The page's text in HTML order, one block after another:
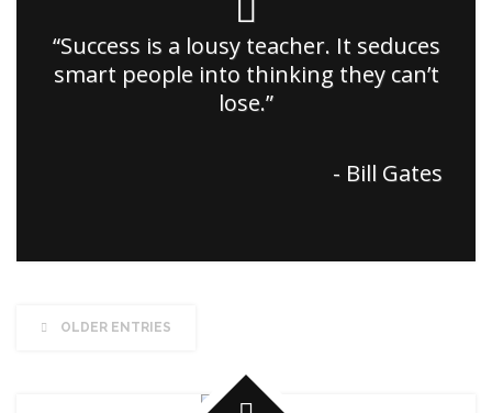
“Success is a lousy teacher. It seduces
smart people into thinking they can’t
lose.”
- Bill Gates
OLDER ENTRIES